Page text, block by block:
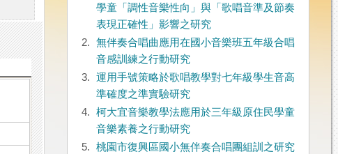
學童「調性音樂性向」與「歌唱音準及節奏
表現正確性」影響之研究
2.
無伴奏合唱曲應用在國小音樂班五年級合唱
音感訓練之行動研究
3.
運用手號策略於歌唱教學對七年級學生音高
準確度之準實驗研究
4.
柯大宜音樂教學法應用於三年級原住民學童
音樂素養之行動研究
5.
桃園市復興區國小無伴奏合唱團組訓之研究